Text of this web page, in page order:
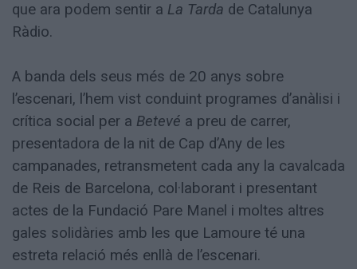
que ara podem sentir a La Tarda de Catalunya
Ràdio.
A banda dels seus més de 20 anys sobre
l’escenari, l’hem vist conduint programes d’anàlisi i
crítica social per a Betevé a preu de carrer,
presentadora de la nit de Cap d’Any de les
campanades, retransmetent cada any la cavalcada
de Reis de Barcelona, col·laborant i presentant
actes de la Fundació Pare Manel i moltes altres
gales solidàries amb les que Lamoure té una
estreta relació més enllà de l’escenari.